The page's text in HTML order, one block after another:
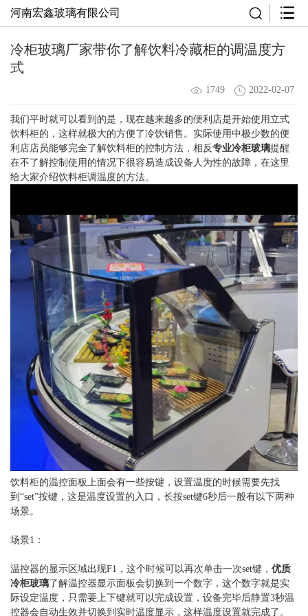
河南宏鑫玻璃有限公司
冷柜玻璃厂家带你了解饮料冷藏柜的调温度方
式
1749 2022-02-07
我们平时就可以看到的是，现在越来越多的便利店是开始使用立式
饮料柜的，这样就极大的方便了冷饮销售。实际使用中极少数的便
利店店员能够完全了解饮料柜的控制方法，相反专业冷柜玻璃提醒
在不了解控制使用的情况下很容易造成设备人为性的故障，在这里
给大家介绍饮料柜调温度的方法。
饮料柜的温控面板上面会有一些按键，设置温度的时候需要先找
到“set”按键，这是温度设置的入口，长按set键6秒后一般有以下两种
场景。
场景1：
温控器的显示区域出现F1，这个时候可以再次单击一次set键， 优质
冷柜玻璃了解温控器显示面板会切换到一个数字，这个数字就是实
际设定温度，只需要上下键就可以完成设置，设备完毕后静置3秒温
控器会自动生效并切换到实时温度显示，这样温度设置就完成了。